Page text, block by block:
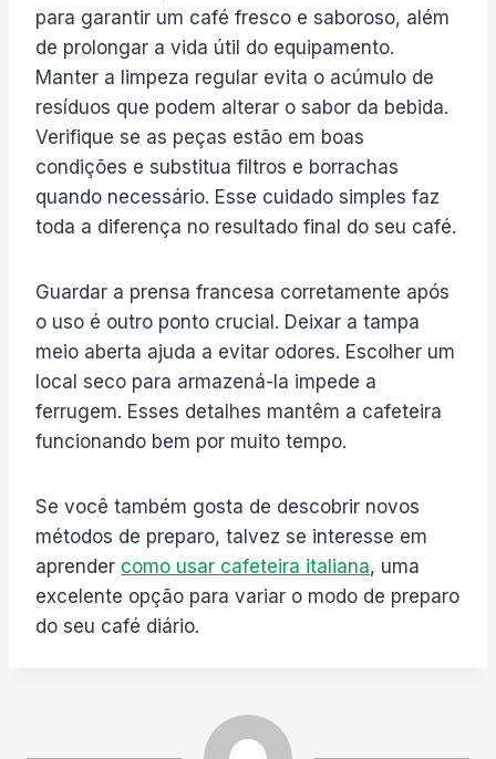
para garantir um café fresco e saboroso, além
de prolongar a vida útil do equipamento.
Manter a limpeza regular evita o acúmulo de
resíduos que podem alterar o sabor da bebida.
Verifique se as peças estão em boas
condições e substitua filtros e borrachas
quando necessário. Esse cuidado simples faz
toda a diferença no resultado final do seu café.
Guardar a prensa francesa corretamente após
o uso é outro ponto crucial. Deixar a tampa
meio aberta ajuda a evitar odores. Escolher um
local seco para armazená-la impede a
ferrugem. Esses detalhes mantêm a cafeteira
funcionando bem por muito tempo.
Se você também gosta de descobrir novos
métodos de preparo, talvez se interesse em
aprender como usar cafeteira italiana, uma
excelente opção para variar o modo de preparo
do seu café diário.